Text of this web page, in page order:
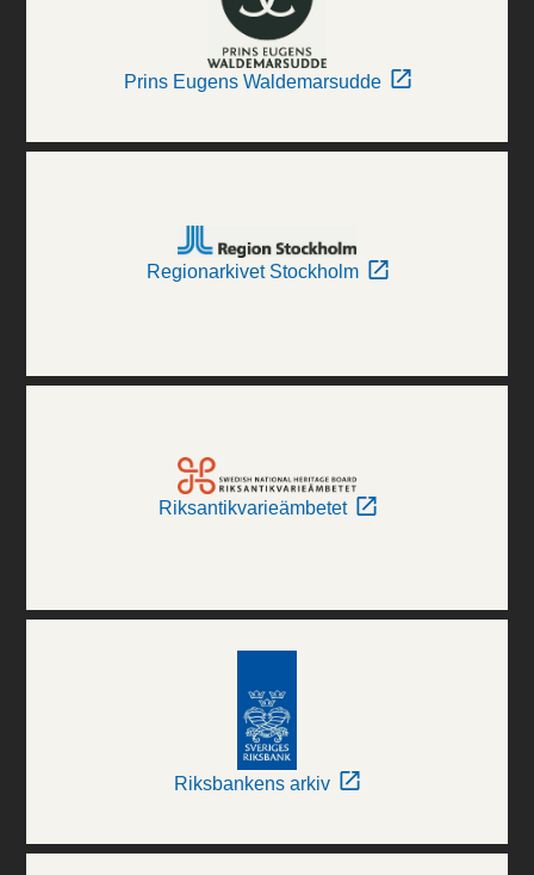
Prins Eugens Waldemarsudde
Regionarkivet Stockholm
Riksantikvarieämbetet
Riksbankens arkiv